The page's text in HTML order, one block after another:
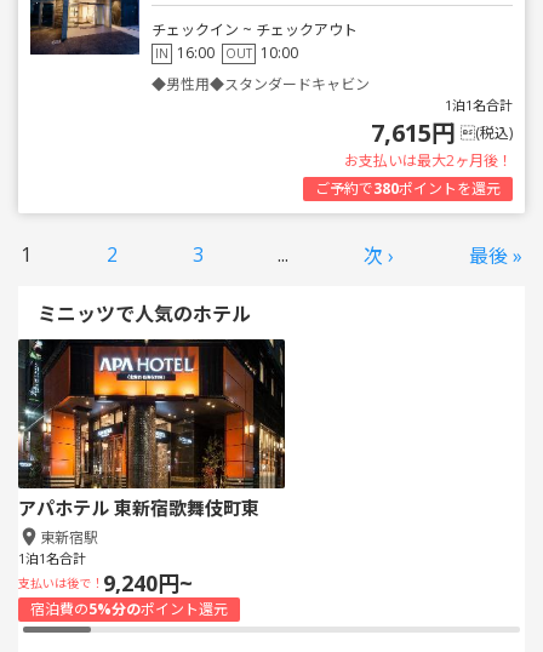
チェックイン ~ チェックアウト
IN 16:00 OUT 10:00
◆男性用◆スタンダードキャビン
1泊1名合計
7,615円 (税込)
お支払いは最大2ヶ月後！
ご予約で380ポイントを還元
1 2 3 ... 次 › 最後 »
ミニッツで人気のホテル
アパホテル 東新宿歌舞伎町東
東新宿駅
1泊1名合計
支払いは後で！ 9,240円~
宿泊費の5%分のポイント還元